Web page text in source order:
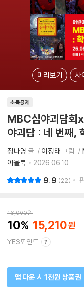
미리보기 사
소득공제
MBC심야괴담회
야괴담 : 네 번째,
정나영 글 이정태 그림
아울북
2026.06.10.
9.9 22
16,900원
10 15,210
YES포인트
앱 다운 시 1천원 상품권